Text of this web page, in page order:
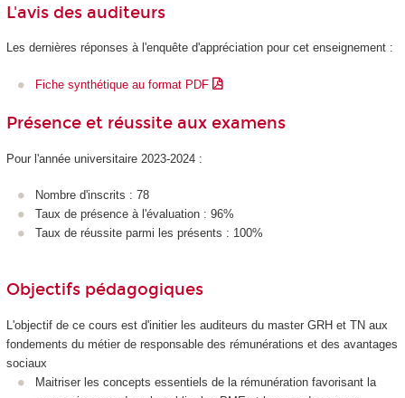
L'avis des auditeurs
Les dernières réponses à l'enquête d'appréciation pour cet enseignement :
Fiche synthétique au format PDF
Présence et réussite aux examens
Pour l'année universitaire 2023-2024 :
Nombre d'inscrits : 78
Taux de présence à l'évaluation : 96%
Taux de réussite parmi les présents : 100%
Objectifs pédagogiques
L'objectif de ce cours est d'initier les auditeurs du master GRH et TN aux
fondements du métier de responsable des rémunérations et des avantages
sociaux
Maitriser les concepts essentiels de la rémunération favorisant la